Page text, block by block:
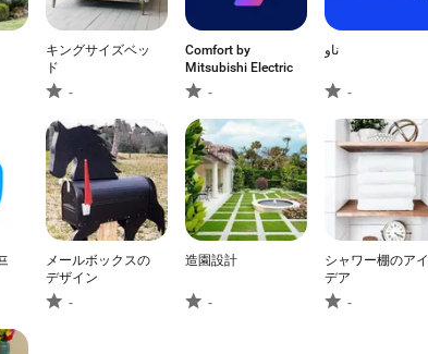
キングサイズベッ
ド
-
Comfort by
Mitsubishi Electric
-
ناو
-
メールボックスの
デザイン
-
造園設計
-
シャワー棚のアイ
デア
-